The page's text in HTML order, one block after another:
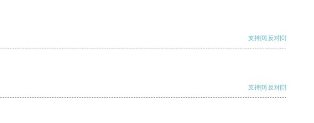
支持[0] 反对[0]
支持[0] 反对[0]